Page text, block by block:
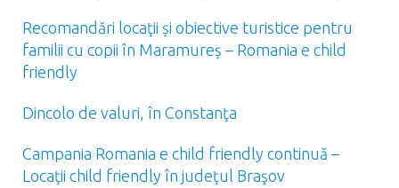
Recomandări locaţii și obiective turistice pentru
familii cu copii în Maramureș – Romania e child
friendly
Dincolo de valuri, în Constanţa
Campania Romania e child friendly continuă –
Locaţii child friendly în judeţul Braşov